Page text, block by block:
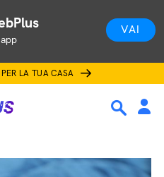
VAI
LA TUA CASA